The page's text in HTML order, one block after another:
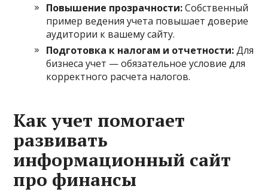
Повышение прозрачности:Собственный
пример ведения учета повышает доверие
аудитории к вашему сайту.
Подготовка к налогам и отчетности:Для
бизнеса учет — обязательное условие для
корректного расчета налогов.
Как учет помогает
развивать
информационный сайт
про финансы